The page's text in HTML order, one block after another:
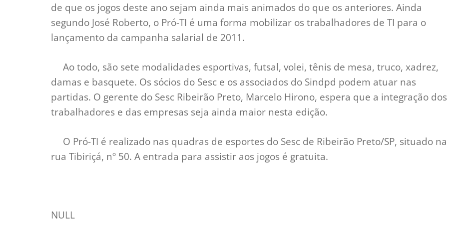
de que os jogos deste ano sejam ainda mais animados do que os anteriores. Ainda
segundo José Roberto, o Pró-TI é uma forma mobilizar os trabalhadores de TI para o
lançamento da campanha salarial de 2011.
Ao todo, são sete modalidades esportivas, futsal, volei, tênis de mesa, truco, xadrez,
damas e basquete. Os sócios do Sesc e os associados do Sindpd podem atuar nas
partidas. O gerente do Sesc Ribeirão Preto, Marcelo Hirono, espera que a integração dos
trabalhadores e das empresas seja ainda maior nesta edição.
O Pró-TI é realizado nas quadras de esportes do Sesc de Ribeirão Preto/SP, situado na
rua Tibiriçá, nº 50. A entrada para assistir aos jogos é gratuita.
NULL